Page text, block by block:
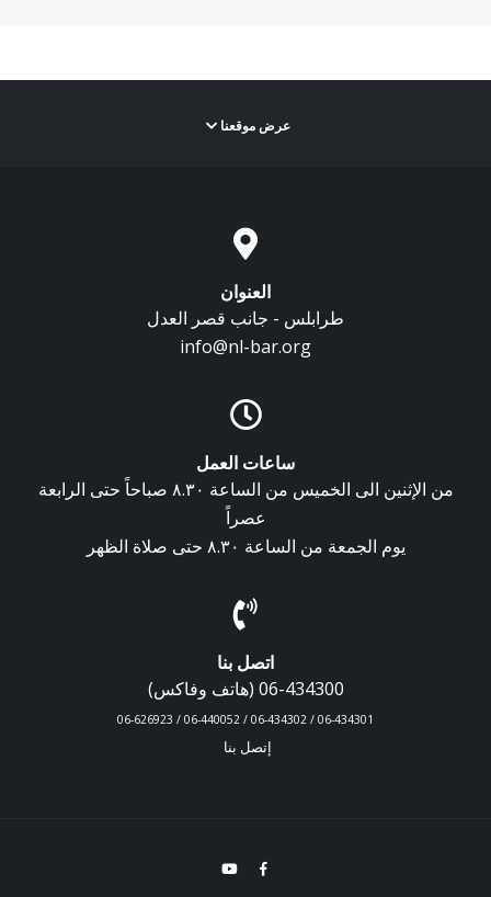
عرض موقعنا
العنوان
طرابلس - جانب قصر العدل
info@nl-bar.org
ساعات العمل
من الإثنين الى الخميس من الساعة ٨.٣٠ صباحاً حتى الرابعة
عصراً
يوم الجمعة من الساعة ٨.٣٠ حتى صلاة الظهر
اتصل بنا
06-434300 (هاتف وفاكس)
06-434301 / 06-434302 / 06-440052 / 06-626923
إتصل بنا